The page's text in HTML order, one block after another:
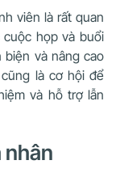
viên là rất quan
họp và buổi
biện và nâng cao
là cơ hội để
và hỗ trợ lẫn
nhân